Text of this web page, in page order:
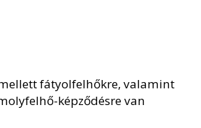
fátyolfelhőkre, valamint
képződésre van